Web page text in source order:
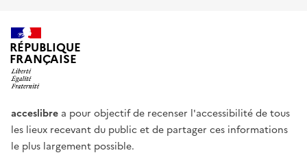
RÉPUBLIQUE
FRANÇAISE
acceslibre a pour objectif de recenser l'accessibilité de tous
les lieux recevant du public et de partager ces informations
le plus largement possible.